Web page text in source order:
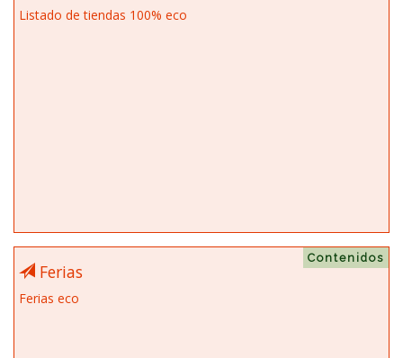
Listado de tiendas 100% eco
Contenidos
Ferias
Ferias eco